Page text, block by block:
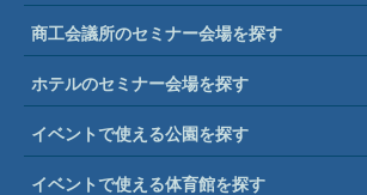
商工会議所のセミナー会場を探す
ホテルのセミナー会場を探す
イベントで使える公園を探す
イベントで使える体育館を探す